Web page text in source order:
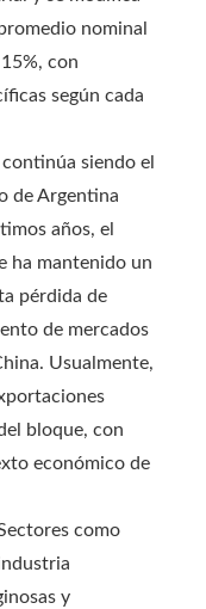
nominal
con
según cada
siendo el
de Argentina
años, el
ha mantenido un
pérdida de
de mercados
Usualmente,
bloque, con
económico de
como
y